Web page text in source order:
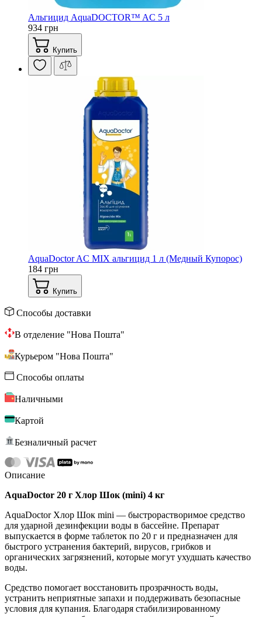
Альгицид AquaDOCTOR™ AC 5 л
934 грн
Купить
AquaDoctor AС MIX альгицид 1 л (Медный Купорос)
184 грн
Купить
Способы доставки
В отделение "Нова Пошта"
Курьером "Нова Пошта"
Способы оплаты
Наличными
Картой
Безналичный расчет
Описание
AquaDoctor 20 г Хлор Шок (mini) 4 кг
AquaDoctor Хлор Шок mini — быстрорастворимое средство
для ударной дезинфекции воды в бассейне. Препарат
выпускается в форме таблеток по 20 г и предназначен для
быстрого устранения бактерий, вирусов, грибков и
органических загрязнений, которые могут ухудшать качество
воды.
Средство помогает восстановить прозрачность воды,
устранить неприятные запахи и поддерживать безопасные
условия для купания. Благодаря стабилизированному